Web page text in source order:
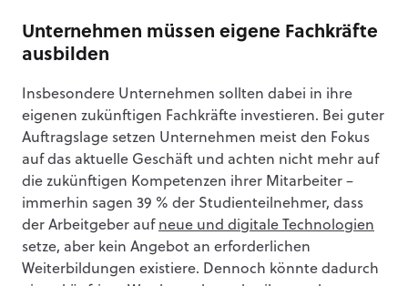
Unternehmen müssen eigene Fachkräfte
ausbilden
Insbesondere Unternehmen sollten dabei in ihre
eigenen zukünftigen Fachkräfte investieren. Bei guter
Auftragslage setzen Unternehmen meist den Fokus
auf das aktuelle Geschäft und achten nicht mehr auf
die zukünftigen Kompetenzen ihrer Mitarbeiter –
immerhin sagen 39 % der Studienteilnehmer, dass
der Arbeitgeber auf neue und digitale Technologien
setze, aber kein Angebot an erforderlichen
Weiterbildungen existiere. Dennoch könnte dadurch